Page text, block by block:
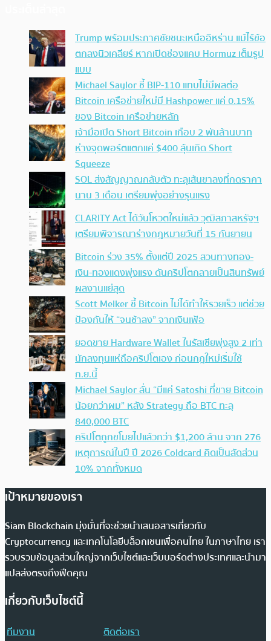
Trump พร้อมประกาศชัยชนะเหนืออิหร่าน แม้ไร้ข้อ
ตกลงนิวเคลียร์ หากเปิดช่องแคบ Hormuz เต็มรูป
แบบ
Michael Saylor ชี้ BIP-110 แทบไม่มีผลต่อ
Bitcoin เครือข่ายใหม่มี Hashpower แค่ 0.15%
ของ Bitcoin เครือข่ายหลัก
เจ้ามือเปิด Short Bitcoin เกือบ 2 พันล้านบาท
ห่างจุดพอร์ตแตกแค่ $400 ลุ้นเกิด Short
Squeeze
SOL ส่งสัญญาณกลับตัว ทะลุเส้นขาลงที่กดราคา
นาน 3 เดือน เตรียมพุ่งอย่างรุนแรง
CLARITY Act ได้วันโหวตใหม่แล้ว วุฒิสภาสหรัฐฯ
เตรียมพิจารณาร่างกฎหมายวันที่ 15 กันยายน
Bitcoin ร่วง 35% ตั้งแต่ปี 2025 สวนทางทอง-
เงิน-ทองแดงพุ่งแรง ดันคริปโตกลายเป็นสินทรัพย์
ผลงานแย่สุด
Scott Melker ชี้ Bitcoin ไม่ได้ทำให้รวยเร็ว แต่ช่วย
ป้องกันให้ “จนช้าลง” จากเงินเฟ้อ
ยอดขาย Hardware Wallet ในรัสเซียพุ่งสูง 2 เท่า
นักลงทุนแห่ถือคริปโตเอง ก่อนกฎใหม่เริ่มใช้
ก.ย.นี้
Michael Saylor ลั่น “มีแค่ Satoshi ที่ขาย Bitcoin
น้อยกว่าผม” หลัง Strategy ถือ BTC ทะลุ
840,000 BTC
คริปโตถูกขโมยไปแล้วกว่า $1,200 ล้าน จาก 276
เหตุการณ์ในปี ปี 2026 Coldcard คิดเป็นสัดส่วน
10% จากทั้งหมด
เป้าหมายของเรา
Siam Blockchain มุ่งมั่นที่จะช่วยนำเสนอสารเกี่ยวกับ
Cryptocurrency และเทคโนโลยีบล็อกเชนเพื่อคนไทย ในภาษาไทย เรา
รวบรวมข้อมูลส่วนใหญ่จากเว็บไซต์และเว็บบอร์ดต่างประเทศและนำมา
แปลส่งตรงถึงฟีดคุณ
เกี่ยวกับเว็บไซต์นี้
ทีมงาน
ติดต่อเรา